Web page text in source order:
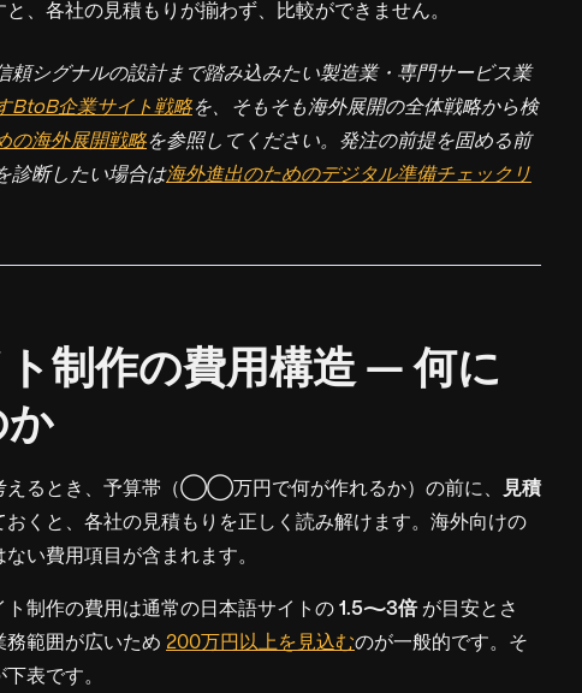
、各社の見積もりが揃わず、比較ができません。
頼シグナルの設計まで踏み込みたい製造業・専門サービス業
BtoB企業サイト戦略を、そもそも海外展開の全体戦略から検
の海外展開戦略を参照してください。発注の前提を固める前
診断したい場合は海外進出のためのデジタル準備チェックリ
制作の費用構造 — 何に
か
えるとき、予算帯（◯◯万円で何が作れるか）の前に、
見積
おくと、各社の見積もりを正しく読み解けます。海外向けの
い費用項目が含まれます。
制作の費用は通常の日本語サイトの 1.5〜3倍が目安とさ
務範囲が広いため 200万円以上を見込むのが一般的です。そ
表です。